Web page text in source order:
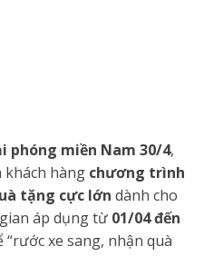
phóng miền Nam 30/4,
khách hàng chương trình
tặng cực lớn dành cho
áp dụng từ 01/04 đến
xe sang, nhận quà